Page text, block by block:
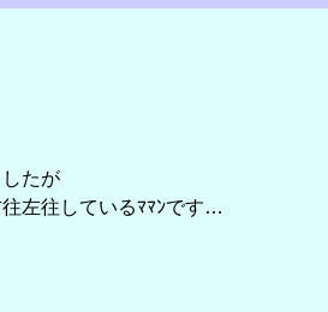
たが
左往しているﾏﾏﾝです…